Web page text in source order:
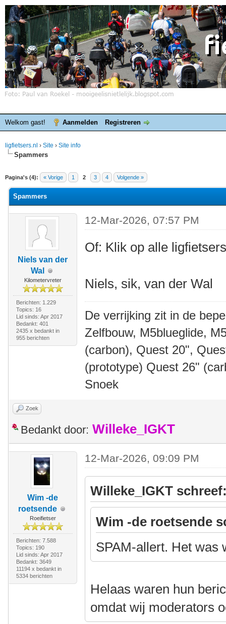
Welkom gast! Aanmelden Registreren
ligfietsers.nl › Site › Site info
Spammers
Pagina's (4): « Vorige 1 2 3 4 Volgende »
waardering is 0
Spammers
Niels van der
Wal
Kilometervreter
Berichten: 1.229
Topics: 16
Lid sinds: Apr 2017
Bedankt: 401
2435 x bedankt in
955 berichten
12-Mar-2026, 07:57 PM
Of: Klik op alle
Niels, sik, van der Wal
De verrijking zit in de
Zelfbouw, M5blueglide,
(carbon), Quest 20",
(prototype) Quest 26"
Snoek
Zoek
Bedankt door: Willeke_IGKT
Wim -de
roetsende
Roeifietser
Berichten: 7.588
Topics: 190
Lid sinds: Apr 2017
Bedankt: 3649
11194 x bedankt in
5334 berichten
12-Mar-2026, 09:09 PM
Willeke_IGKT
Wim -de roetsende
SPAM-allert. Het was
Helaas waren hun
omdat wij moderators